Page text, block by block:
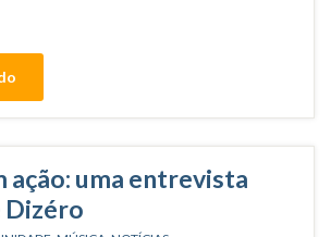
ação: uma entrevista
Dizéro